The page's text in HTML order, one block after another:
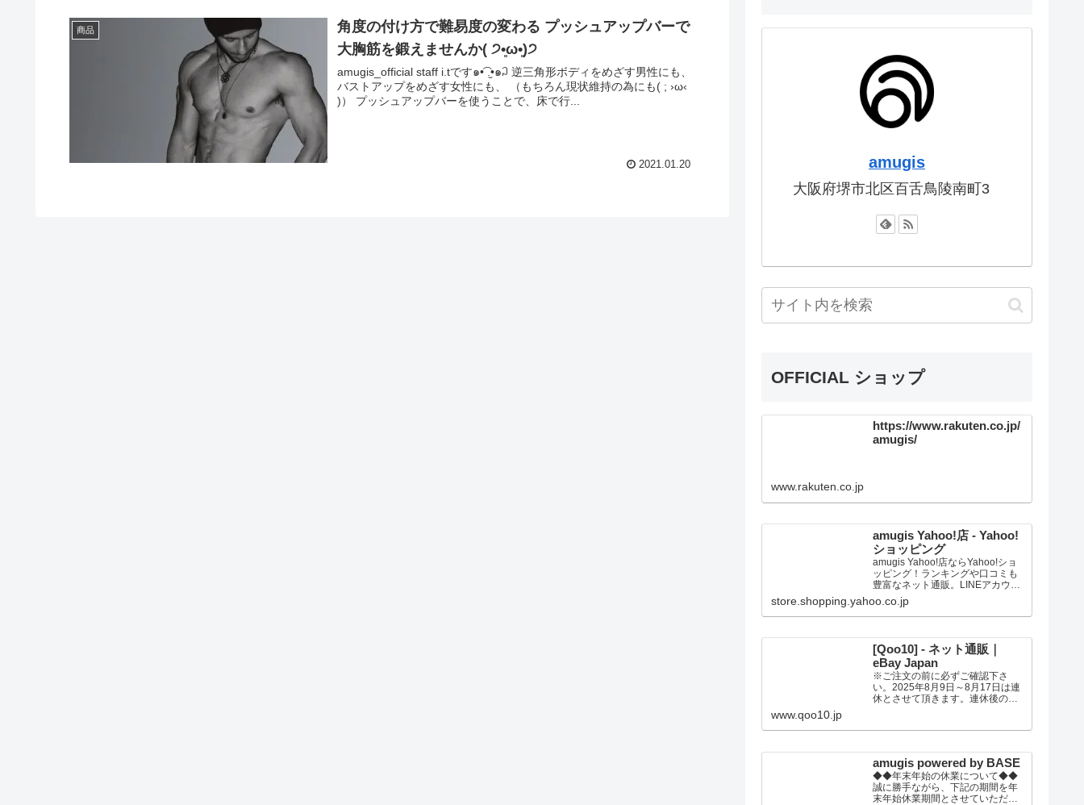
商品
角度の付け方で難易度の変わる プッシュアップバーで
大胸筋を鍛えませんか( ੭•͈ω•͈)੭
amugis_official staff i.tです๑•͡ .̫•๑꒜ 逆三角形ボディをめざす男性にも、
バストアップをめざす女性にも、 （もちろん現状維持の為にも( ; ›ω‹
)） プッシュアップバーを使うことで、床で行...
2021.01.20 amugis
大阪府堺市北区百舌鳥陵南町3
OFFICIAL ショップ
https://www.rakuten.co.jp/
amugis/
www.rakuten.co.jp
amugis Yahoo!店 - Yahoo!
ショッピング
amugis Yahoo!店ならYahoo!ショ
ッピング！ランキングや口コミも
豊富なネット通販。LINEアカウン
ト連携でPayPayポイント毎日5%
（上限あり）Yahoo!ショッピング
スマホアプリも充実で毎日どこか
求めいただけます。
store.shopping.yahoo.co.jp
[Qoo10] - ネット通販｜
eBay Japan
※ご注文の前に必ずご確認下さ
い。2025年8月9日～8月17日は連
休とさせて頂きます。連休後の発
の上、ご注文頂きます事をお願い
www.qoo10.jp
amugis powered by BASE
◆◆年末年始の休業について◆◆
誠に勝手ながら、下記の期間を年
末年始休業期間とさせていただき